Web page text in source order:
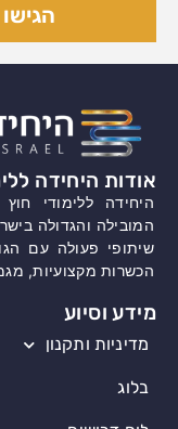
אודות היחידה
היחידה ללימודי
המובילה והגדולה
שיתופי פעולה עם
הכשרות מקצועיות,
מידע וסיוע
מדיניות ותקנון
בלוג